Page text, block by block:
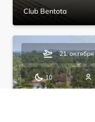
Club Bentota
21. октября
10